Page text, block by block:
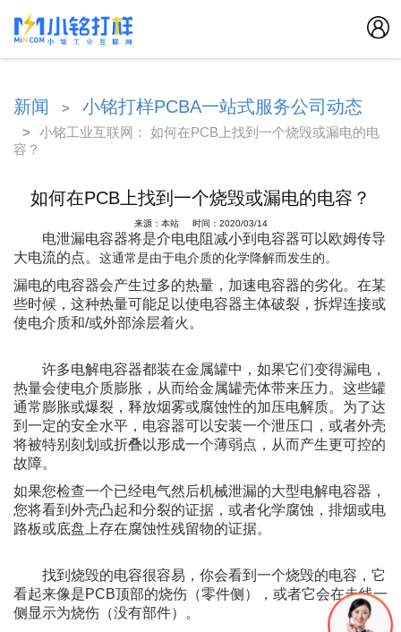
新闻 > 小铭打样PCBA一站式服务公司动态
>
小铭工业互联网： 如何在PCB上找到一个烧毁或漏电的电
容？
如何在PCB上找到一个烧毁或漏电的电容？
来源：本站 时间：2020/03/14
电泄漏电容器将是介电电阻减小到电容器可以欧姆传导
大电流的点。 这通常是由于电介质的化学降解而发生的。
漏电的电容器会产生过多的热量，加速电容器的劣化。 在某
些时候，这种热量可能足以使电容器主体破裂，拆焊连接或
使电介质和/或外部涂层着火。
许多电解电容器都装在金属罐中，如果它们变得漏电，
热量会使电介质膨胀，从而给金属罐壳体带来压力。 这些罐
通常膨胀或爆裂，释放烟雾或腐蚀性的加压电解质。 为了达
到一定的安全水平，电容器可以安装一个泄压口，或者外壳
将被特别刻划或折叠以形成一个薄弱点，从而产生更可控的
故障。
如果您检查一个已经电气然后机械泄漏的大型电解电容器，
您将看到外壳凸起和分裂的证据，或者化学腐蚀，排烟或电
路板或底盘上存在腐蚀性残留物的证据。
找到烧毁的电容很容易，你会看到一个烧毁的电容，它
看起来像是PCB顶部的烧伤（零件侧），或者它会在走线一
侧显示为烧伤（没有部件）。